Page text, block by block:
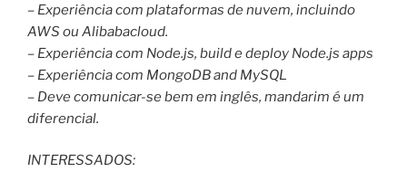
– Experiência com plataformas de nuvem, incluindo
AWS ou Alibabacloud.
– Experiência com Node.js, build e deploy Node.js apps
– Experiência com MongoDB and MySQL
– Deve comunicar-se bem em inglês, mandarim é um
diferencial.
INTERESSADOS: